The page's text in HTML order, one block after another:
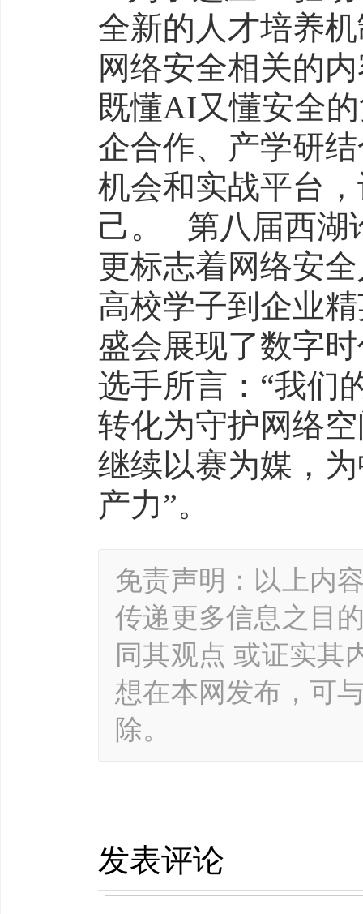
全新的人才培养
网络安全相关的
既懂AI又懂安全
企合作、产学研
机会和实战平台
己。 第八届西湖
更标志着网络安
高校学子到企业
盛会展现了数字
选手所言：“我们
转化为守护网络
继续以赛为媒，
产力”。
免责声明：以上内
传递更多信息之目
同其观点 或证实其
想在本网发布，可
除。
发表评论